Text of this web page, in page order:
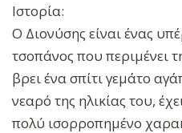
Ιστορία:
Ο Διονύσης είναι ένας
τσοπάνος που περιμένει
βρει ένα σπίτι γεμάτο
νεαρό της ηλικίας του,
πολύ ισορροπημένο